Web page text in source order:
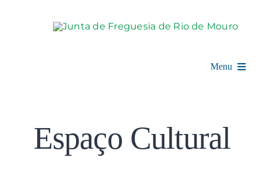
Menu
Junta de Freguesia
Espaço Cultural